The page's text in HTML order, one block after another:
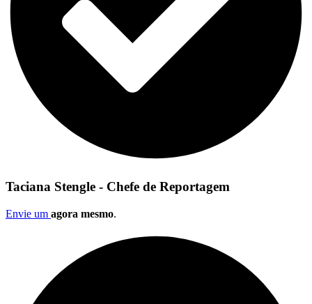
Taciana Stengle - Chefe de Reportagem
Envie um agora mesmo.